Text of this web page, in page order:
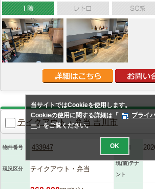
テイクアウト・弁当 吉川市
物件番号 433947 入力日
現況区分 テイクアウト・弁当
現(前)テナ
ント
当サイトではCookieを使用します。
Cookieの使用に関する詳細は「
プライ
ー」をご覧ください。
OK